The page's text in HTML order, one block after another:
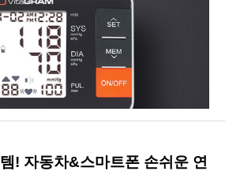
! 자동차&스마트폰 손쉬운 연